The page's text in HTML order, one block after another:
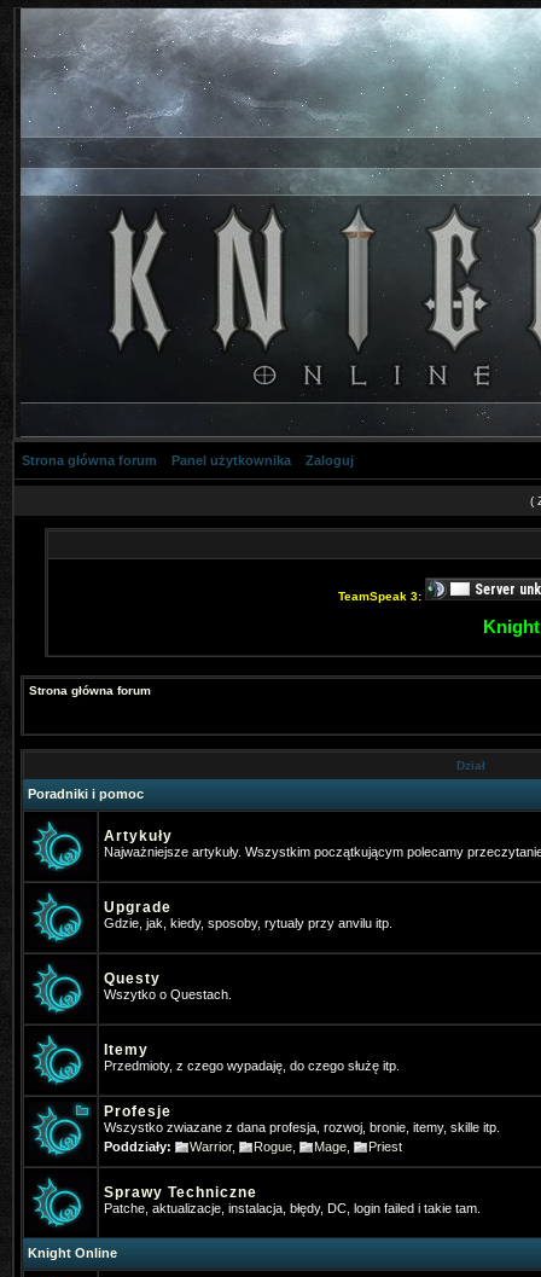
Strona główna forum Panel użytkownika Zaloguj
(
TeamSpeak 3:
Strona główna forum
Dział
Poradniki i pomoc
Artykuły
Najważniejsze artykuły. Wszystkim początkującym polecamy
Upgrade
Gdzie, jak, kiedy, sposoby, rytualy przy anvilu itp.
Questy
Wszytko o Questach.
Itemy
Przedmioty, z czego wypadaję, do czego służę itp.
Profesje
Wszystko zwiazane z dana profesja, rozwoj, bronie, itemy, skille itp.
Poddziały:
Warrior, Rogue Mage Priest
Sprawy Techniczne
Patche, aktualizacje, instalacja, błędy, DC, login failed i takie tam.
Knight Online